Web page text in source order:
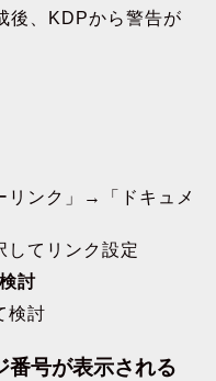
後、KDPから警告が
リンク」→「ドキュメ
してリンク設定
討
検討
番号が表示される